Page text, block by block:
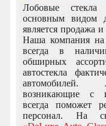
Лобовые
основным видом
является продажа и
Наша компания на
всегда в
обширных
автостекла
возникающие с
всегда поможет
персонал. На